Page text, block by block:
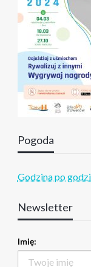
Pogoda
Godzina po
Newsletter
Imię: